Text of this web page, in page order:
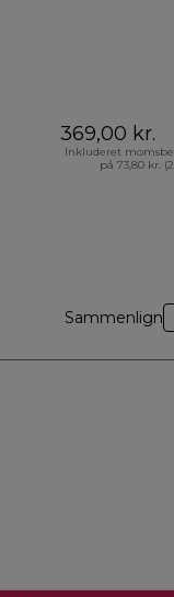
369,00 kr.
Inkluderet
på 73,80 kr.
Sammenlign